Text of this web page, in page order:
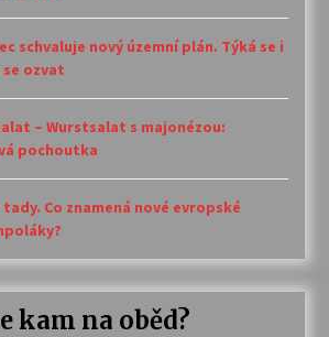
schvaluje nový územní plán. Týká se i
se ozvat
– Wurstsalat s majonézou:
pochoutka
tady. Co znamená nové evropské
kam na oběd?